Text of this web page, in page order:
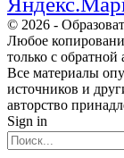
© 2026 -
Любое
только с
Все материалы
источников и
авторство
Sign in